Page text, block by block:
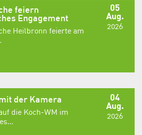
05
Aug.
2026
feiern
Engagement
Heilbronn feierte am
04
Aug.
2026
der Kamera
die Koch-WM im